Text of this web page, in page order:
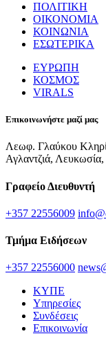
ΠΟΛΙΤΙΚΗ
ΟΙΚΟΝΟΜΙΑ
ΚΟΙΝΩΝΙΑ
ΕΣΩΤΕΡΙΚΑ
ΕΥΡΩΠΗ
ΚΟΣΜΟΣ
VIRALS
Επικοινωνήστε μαζί μας
Λεωφ. Γλαύκου
Αγλαντζιά,
Γραφείο Διευθυντή
+357 22556009
Τμήμα Ειδήσεων
+357 22556000
ΚΥΠΕ
Υπηρεσίες
Συνδέσεις
Επικοινωνία